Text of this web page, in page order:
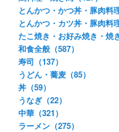
とんかつ・かつ丼・豚肉料
とんかつ・カツ丼・豚肉料
たこ焼き・お好み焼き・焼
和食全般（587）
寿司（137）
うどん・蕎麦（85）
丼（59）
うなぎ（22）
中華（321）
ラーメン（275）